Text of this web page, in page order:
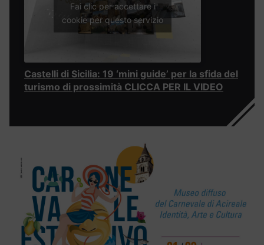
Fai clic per accettare i
cookie per questo servizio
Castelli di Sicilia: 19 ‘mini guide’ per la sfida del
turismo di prossimità CLICCA PER IL VIDEO